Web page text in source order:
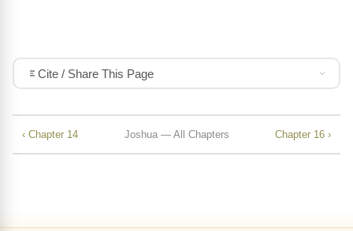
Cite / Share This Page
‹ Chapter 14 Joshua — All Chapters Chapter 16 ›